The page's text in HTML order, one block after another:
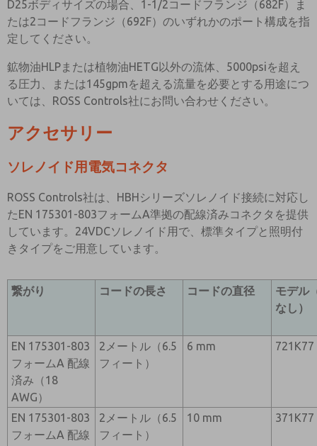
D25ボディサイズの場合、1-1/2コードフランジ（682F）ま
たは2コードフランジ（692F）のいずれかのポート構成を指
定してください。
鉱物油HLPまたは植物油HETG以外の流体、5000psiを超え
る圧力、または145gpmを超える流量を必要とする用途につ
いては、ROSS Controls社にお問い合わせください。
アクセサリー
ソレノイド用電気コネクタ
ROSS Controls社は、HBHシリーズソレノイド接続に対応し
たEN 175301-803フォームA準拠の配線済みコネクタを提供
しています。24VDCソレノイド用で、標準タイプと照明付
きタイプをご用意しています。
繋がり コードの長さ コードの直径
モデル
なし）
EN 175301-803
フォームA 配線
済み（18
AWG）
2メートル（6.5
フィート）
6 mm 721K77
EN 175301-803
フォームA 配線
2メートル（6.5
フィート）
10 mm 371K77